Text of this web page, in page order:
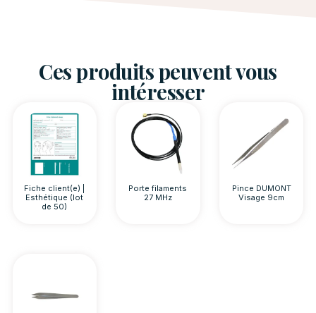
Ces produits peuvent vous
intéresser
Fiche client(e) |
Esthétique (lot
de 50)
Porte filaments
27 MHz
Pince DUMONT
Visage 9cm